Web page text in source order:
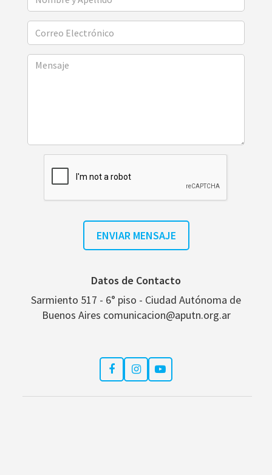
Datos de Contacto
Sarmiento 517 - 6° piso - Ciudad Autónoma de
Buenos Aires comunicacion@aputn.org.ar